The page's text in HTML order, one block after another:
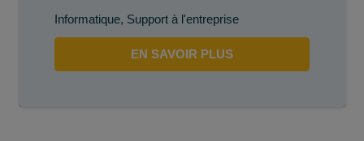
Informatique, Support à l'entreprise
EN SAVOIR PLUS